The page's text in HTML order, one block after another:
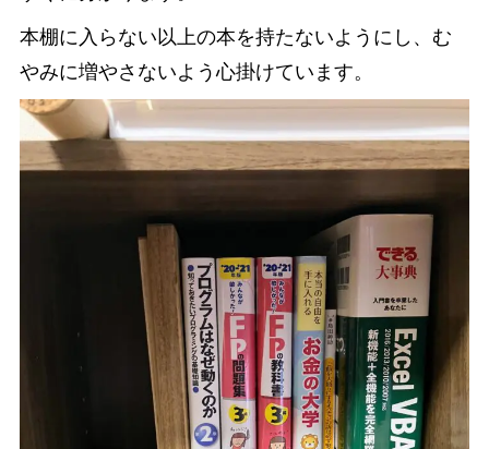
本棚に入らない以上の本を持たないようにし、む
やみに増やさないよう心掛けています。